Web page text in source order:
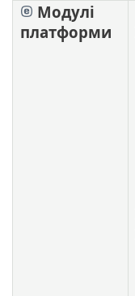
Модулі
платформи